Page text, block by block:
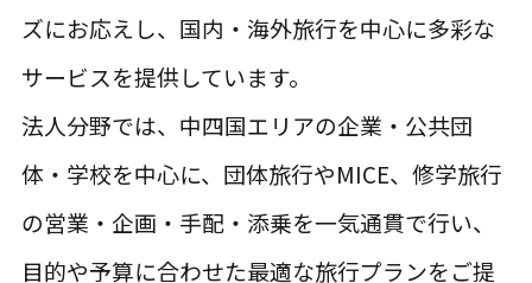
ズにお応えし、国内・海外旅行を中心に多彩な
サービスを提供しています。
法人分野では、中四国エリアの企業・公共団
体・学校を中心に、団体旅行やMICE、修学旅行
の営業・企画・手配・添乗を一気通貫で行い、
目的や予算に合わせた最適な旅行プランをご提